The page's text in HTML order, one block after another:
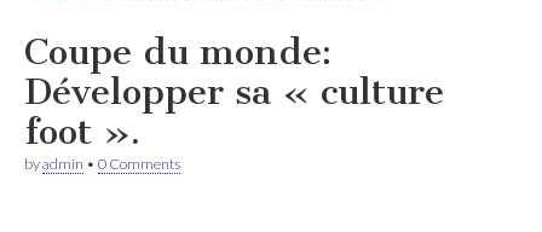
Coupe du monde:
Développer sa « culture
foot ».
byadmin • 0 Comments